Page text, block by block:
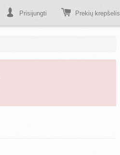
Prisijungti Prekių krepšelis